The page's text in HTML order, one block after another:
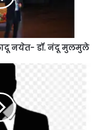
नयेत- डॉ. नंदू मुलमुले